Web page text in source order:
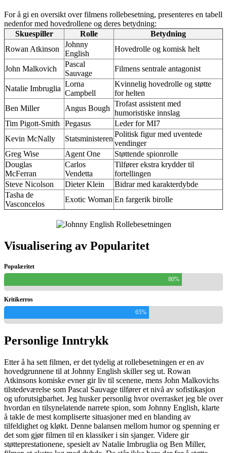
For å gi en oversikt over filmens rollebesetning, presenteres en tabell
nedenfor med hovedrollene og deres betydning:
Skuespiller
Rolle
Betydning
Rowan Atkinson
Johnny
English
Hovedrolle og komisk helt
John Malkovich
Pascal
Sauvage
Filmens sentrale antagonist
Natalie Imbruglia
Lorna
Campbell
Kvinnelig hovedrolle og støtte
for helten
Ben Miller
Angus Bough
Trofast assistent med
humoristiske innslag
Tim Pigott-Smith
Pegasus
Leder for MI7
Kevin McNally
Statsministeren
Politisk figur med uventede
vendinger
Greg Wise
Agent One
Støttende spionrolle
Douglas
McFerran
Carlos
Vendetta
Tilfører ekstra krydder til
fortellingen
Steve Nicolson
Dieter Klein
Bidrar med karakterdybde
Tasha de
Vasconcelos
Exotic Woman En fargerik birolle
Visualisering av Popularitet
Populæritet
80%
Kritikerros
65%
Personlige Inntrykk
Etter å ha sett filmen, er det tydelig at rollebesetningen er en av
hovedgrunnene til at Johnny English skiller seg ut. Rowan
Atkinsons komiske evner gir liv til scenene, mens John Malkovichs
tilstedeværelse som Pascal Sauvage tilfører et nivå av sofistikasjon
og uforutsigbarhet. Jeg husker personlig hvor overrasket jeg ble over
hvordan en tilsynelatende narrete spion, som Johnny English, klarte
å takle de mest kompliserte situasjoner med en blanding av
tilfeldighet og kløkt. Denne balansen mellom humor og spenning er
det som gjør filmen til en klassiker i sin sjanger. Videre gir
støtteprestationene, spesielt av Natalie Imbruglia og Ben Miller,